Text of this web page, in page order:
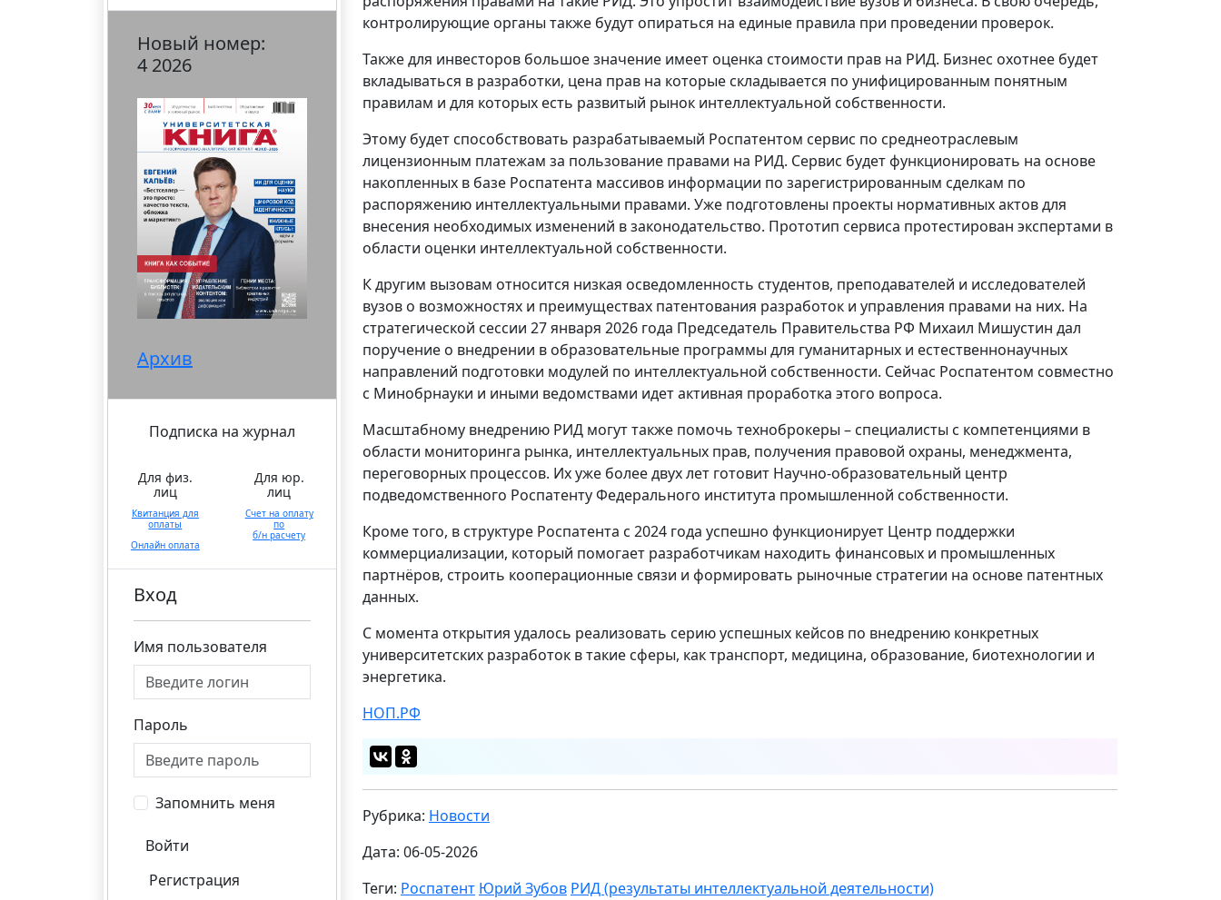
Новый номер:
4 2026
Архив
Подписка на журнал
Для физ.
лиц
Квитанция для
оплаты
Онлайн оплата
Для юр.
лиц
Счет на оплату
по
б/н расчету
Вход
Имя пользователя
Пароль
Запомнить меня
Войти
Регистрация
контролирующие органы также будут опираться на единые правила при проведении проверок.
Также для инвесторов большое значение имеет оценка стоимости прав на РИД. Бизнес охотнее будет
вкладываться в разработки, цена прав на которые складывается по унифицированным понятным
правилам и для которых есть развитый рынок интеллектуальной собственности.
Этому будет способствовать разрабатываемый Роспатентом сервис по среднеотраслевым
лицензионным платежам за пользование правами на РИД. Сервис будет функционировать на основе
накопленных в базе Роспатента массивов информации по зарегистрированным сделкам по
распоряжению интеллектуальными правами. Уже подготовлены проекты нормативных актов для
внесения необходимых изменений в законодательство. Прототип сервиса протестирован экспертами в
области оценки интеллектуальной собственности.
К другим вызовам относится низкая осведомленность студентов, преподавателей и исследователей
вузов о возможностях и преимуществах патентования разработок и управления правами на них. На
стратегической сессии 27 января 2026 года Председатель Правительства РФ Михаил Мишустин дал
поручение о внедрении в образовательные программы для гуманитарных и естественнонаучных
направлений подготовки модулей по интеллектуальной собственности. Сейчас Роспатентом совместно
с Минобрнауки и иными ведомствами идет активная проработка этого вопроса.
Масштабному внедрению РИД могут также помочь техноброкеры – специалисты с компетенциями в
области мониторинга рынка, интеллектуальных прав, получения правовой охраны, менеджмента,
переговорных процессов. Их уже более двух лет готовит Научно-образовательный центр
подведомственного Роспатенту Федерального института промышленной собственности.
Кроме того, в структуре Роспатента с 2024 года успешно функционирует Центр поддержки
коммерциализации, который помогает разработчикам находить финансовых и промышленных
партнёров, строить кооперационные связи и формировать рыночные стратегии на основе патентных
данных.
С момента открытия удалось реализовать серию успешных кейсов по внедрению конкретных
университетских разработок в такие сферы, как транспорт, медицина, образование, биотехнологии и
энергетика.
НОП.РФ
Рубрика: Новости
Дата: 06-05-2026
Теги: Роспатент Юрий Зубов РИД (результаты интеллектуальной деятельности)